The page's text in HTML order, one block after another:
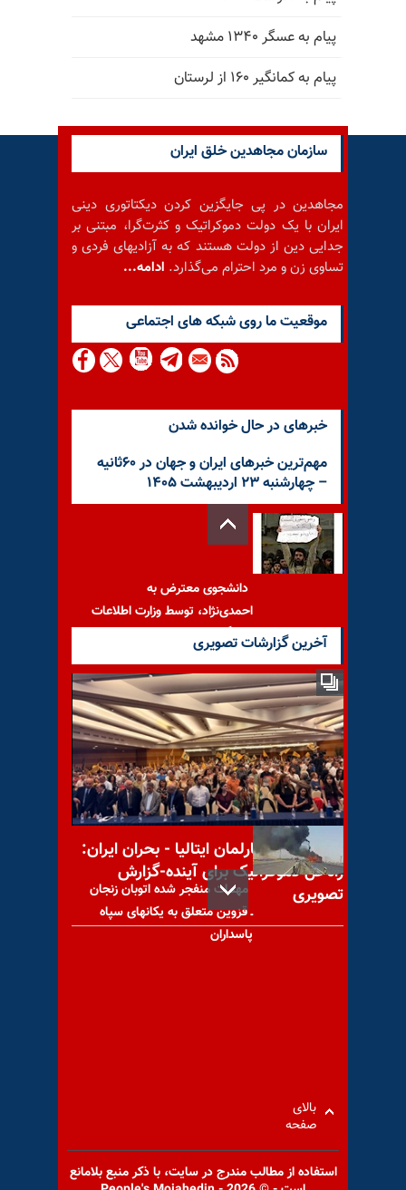
پیام به عسگر ۱۳۴۰ مشهد
پیام به کمانگیر ۱۶۰ از لرستان
سازمان مجاهدین خلق ایران
مجاهدین در پی جایگزین کردن دیکتاتوری دینی
ایران با یک دولت دموکراتیک و کثرت‌گرا، مبتنی بر
جدایی دین از دولت هستند که به آزادیهای فردی و
تساوی زن و مرد احترام می‌گذارد. ادامه...
موقعيت ما روى شبكه هاى اجتماعى
خبرهای در حال خوانده شدن
مهم‌ترین خبرهای ایران و جهان در ۶۰ثانیه
– چهارشنبه ۲۳ اردیبهشت ۱۴۰۵
دانشجوی معترض به
احمدی‌نژاد، توسط وزارت اطلاعات
دستگیر شد
۲۲ تیر ۱۳۶۳ شهادت حبیب
خبیری، کاپیتان تیم ملی فوتبال
ایران
مهمات منفجر شده اتوبان زنجان
ـ قزوین متعلق به یکانهای سپاه
پاسداران
برق سلاح مجاهدین و کابوس
آخرین گزارشات تصویری
کنفرانس در پارلمان ایتالیا - بحران ایران:
راه‌حل دموکراتیک برای آینده-گزارش
تصویری
بالای
صفحه
استفاده از مطالب مندرج در سايت، با ذكر منبع بلامانع